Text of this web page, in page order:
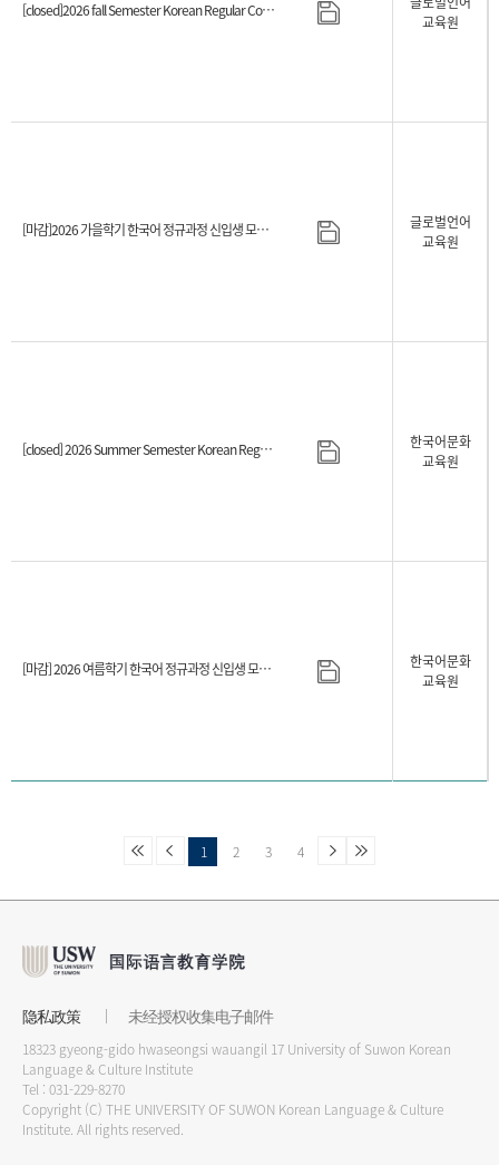
[closed]2026 fall Semester Korean Regular Course Admission Schedule
교육원
[마감]2026 가을학기 한국어 정규과정 신입생 모집일정 안내
글로벌언어
교육원
[closed] 2026 Summer Semester Korean Regular Course Admission Schedule
한국어문화
교육원
[마감] 2026 여름학기 한국어 정규과정 신입생 모집일정 안내
한국어문화
교육원
1 2 3 4
隐私政策 未经授权收集电子邮件
18323 gyeong-gido hwaseongsi wauangil 17 University of Suwon Korean
Language & Culture Institute
Tel : 031-229-8270
Copyright (C) THE UNIVERSITY OF SUWON Korean Language & Culture
Institute. All rights reserved.